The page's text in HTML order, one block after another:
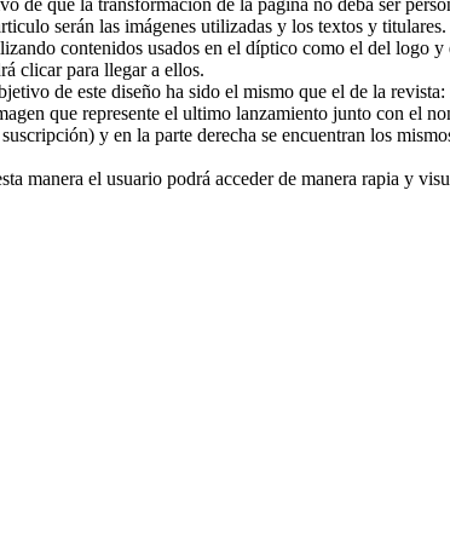
serán las imágenes utilizadas y los textos y titulares.
contenidos usados en el díptico como el del logo
clicar para llegar a ellos.
de este diseño ha sido el mismo que el de la
que represente el ultimo lanzamiento junto con el
y en la parte derecha se encuentran los
manera el usuario podrá acceder de manera rapia y